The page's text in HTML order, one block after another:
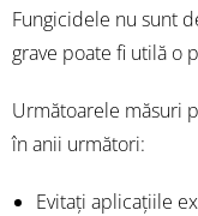
Fungicidele nu sunt
grave poate fi utilă o
Următoarele măsuri
în anii următori:
Evitați aplicațiile